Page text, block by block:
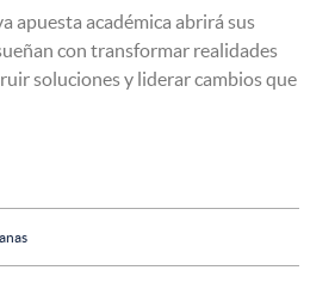
apuesta académica abrirá sus
con transformar realidades
soluciones y liderar cambios que